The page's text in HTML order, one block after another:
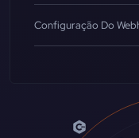
Configuração Do